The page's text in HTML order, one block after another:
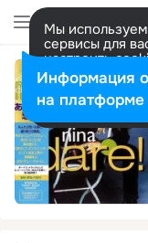
Мы
сервисы для
настроить
представитель.
Разрешить
Информация о
на